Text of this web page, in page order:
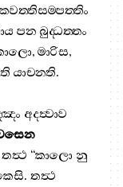
පන බුද‍්ධත‍්තං
මාරිස,
යාචන‍්ති.
අදත්‍වාව
“කාලො නු
තත්‍ථ